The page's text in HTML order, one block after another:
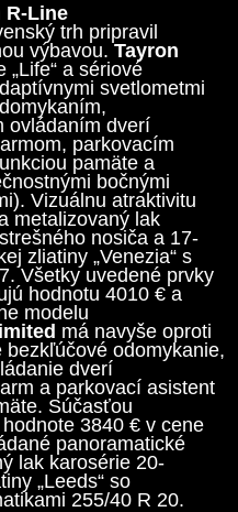
R-Line
trh pripravil
výbavou.Tayron
„Life“ a sériové
svetlometmi
ovládaním dverí
parkovacím
pamäte a
bočnými
Vizuálnu atraktivitu
metalizovaný lak
nosiča a 17-
zliatiny „Venezia“ s
Všetky uvedené prvky
hodnotu 4010 € a
modelu
má navyše oproti
odomykanie,
dverí
a parkovací asistent
Súčasťou
3840 € v cene
panoramatické
lak karosérie 20-
„Leeds“ so
255/40 R 20.